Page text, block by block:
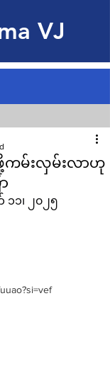
VJ
ကမ်းလှမ်းလာဟု
၁၊ ၂၀၂၅